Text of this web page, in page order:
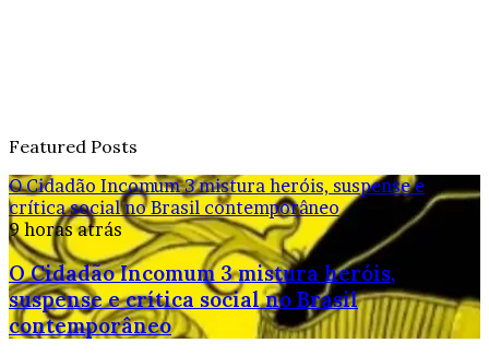
Featured Posts
O Cidadão Incomum 3 mistura heróis, suspense e
crítica social no Brasil contemporâneo
9 horas atrás
O Cidadão Incomum 3 mistura heróis,
suspense e crítica social no Brasil
contemporâneo